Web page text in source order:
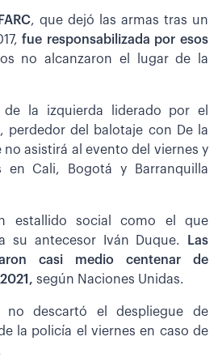
FARC, que dejó las armas tras un
fue responsabilizada por esos
no alcanzaron el lugar de la
de la izquierda liderado por el
perdedor del balotaje con De la
no asistirá al evento del viernes y
en Cali, Bogotá y Barranquilla
estallido social como el que
su antecesor Iván Duque.
Las
casi medio centenar de
según Naciones Unidas.
no descartó el despliegue de
la policía el viernes en caso de